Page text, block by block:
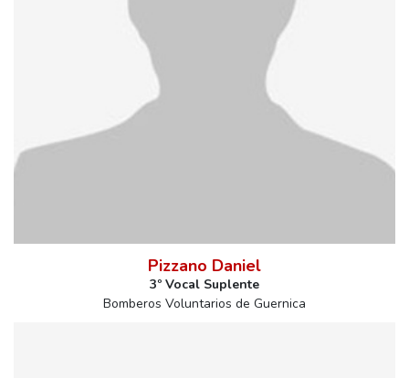
Pizzano Daniel
3º Vocal Suplente
Bomberos Voluntarios de Guernica